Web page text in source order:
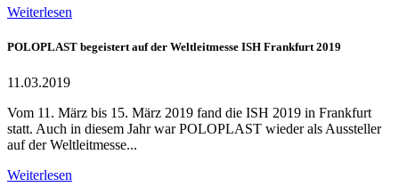
Weiterlesen
POLOPLAST begeistert auf der Weltleitmesse ISH Frankfurt 2019
11.03.2019
Vom 11. März bis 15. März 2019 fand die ISH 2019 in Frankfurt
statt. Auch in diesem Jahr war POLOPLAST wieder als Aussteller
auf der Weltleitmesse...
Weiterlesen